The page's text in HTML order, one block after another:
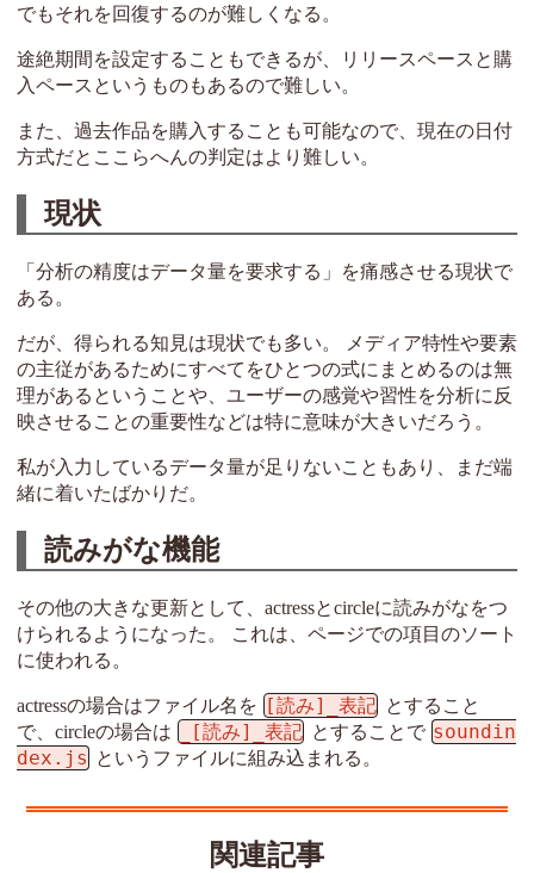
でもそれを回復するのが難しくなる。
途絶期間を設定することもできるが、リリースペースと購
入ペースというものもあるので難しい。
また、過去作品を購入することも可能なので、現在の日付
方式だとここらへんの判定はより難しい。
現状
「分析の精度はデータ量を要求する」を痛感させる現状で
ある。
だが、得られる知見は現状でも多い。 メディア特性や要素
の主従があるためにすべてをひとつの式にまとめるのは無
理があるということや、ユーザーの感覚や習性を分析に反
映させることの重要性などは特に意味が大きいだろう。
私が入力しているデータ量が足りないこともあり、まだ端
緒に着いたばかりだ。
読みがな機能
その他の大きな更新として、actressとcircleに読みがなをつ
けられるようになった。 これは、ページでの項目のソート
に使われる。
actressの場合はファイル名を [読み]_表記 とすること
で、circleの場合は _[読み]_表記 とすることで soundin
dex.js というファイルに組み込まれる。
関連記事